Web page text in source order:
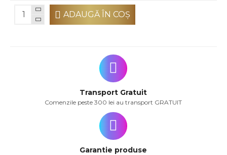
ADAUGĂ ÎN COŞ
Transport Gratuit
Comenzile peste 300 lei au transport GRATUIT
Garantie produse